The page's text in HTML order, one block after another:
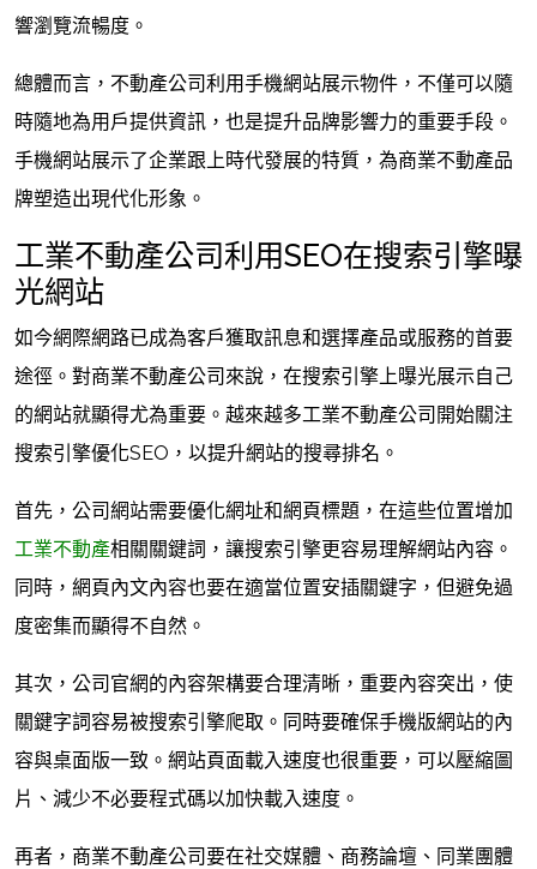
響瀏覽流暢度。
總體而言，不動產公司利用手機網站展示物件，不僅可以隨
時隨地為用戶提供資訊，也是提升品牌影響力的重要手段。
手機網站展示了企業跟上時代發展的特質，為商業不動產品
牌塑造出現代化形象。
工業不動產公司利用SEO在搜索引擎曝
光網站
如今網際網路已成為客戶獲取訊息和選擇產品或服務的首要
途徑。對商業不動產公司來說，在搜索引擎上曝光展示自己
的網站就顯得尤為重要。越來越多工業不動產公司開始關注
搜索引擎優化SEO，以提升網站的搜尋排名。
首先，公司網站需要優化網址和網頁標題，在這些位置增加
工業不動產相關關鍵詞，讓搜索引擎更容易理解網站內容。
同時，網頁內文內容也要在適當位置安插關鍵字，但避免過
度密集而顯得不自然。
其次，公司官網的內容架構要合理清晰，重要內容突出，使
關鍵字詞容易被搜索引擎爬取。同時要確保手機版網站的內
容與桌面版一致。網站頁面載入速度也很重要，可以壓縮圖
片、減少不必要程式碼以加快載入速度。
再者，商業不動產公司要在社交媒體、商務論壇、同業團體